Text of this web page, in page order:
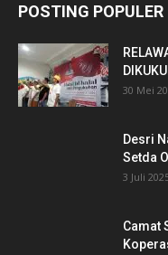
POSTING POPULER
30 Mei
Desri
Setda
3 Juli
Camat